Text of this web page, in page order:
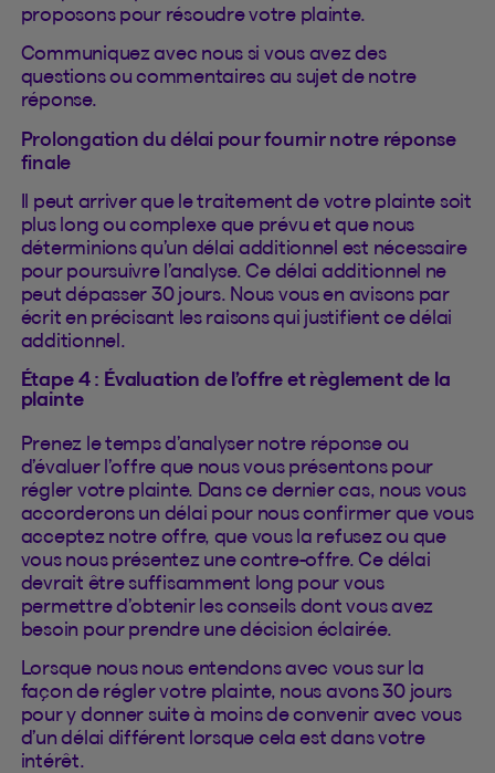
proposons pour résoudre votre plainte.
Communiquez avec nous si vous avez des
questions ou commentaires au sujet de notre
réponse.
Prolongation du délai pour fournir notre réponse
finale
Il peut arriver que le traitement de votre plainte soit
plus long ou complexe que prévu et que nous
déterminions qu’un délai additionnel est nécessaire
pour poursuivre l’analyse. Ce délai additionnel ne
peut dépasser 30 jours. Nous vous en avisons par
écrit en précisant les raisons qui justifient ce délai
additionnel.
Étape 4 : Évaluation de l’offre et règlement de la
plainte
Prenez le temps d’analyser notre réponse ou
d’évaluer l’offre que nous vous présentons pour
régler votre plainte. Dans ce dernier cas, nous vous
accorderons un délai pour nous confirmer que vous
acceptez notre offre, que vous la refusez ou que
vous nous présentez une contre-offre. Ce délai
devrait être suffisamment long pour vous
permettre d’obtenir les conseils dont vous avez
besoin pour prendre une décision éclairée.
Lorsque nous nous entendons avec vous sur la
façon de régler votre plainte, nous avons 30 jours
pour y donner suite à moins de convenir avec vous
d’un délai différent lorsque cela est dans votre
intérêt.